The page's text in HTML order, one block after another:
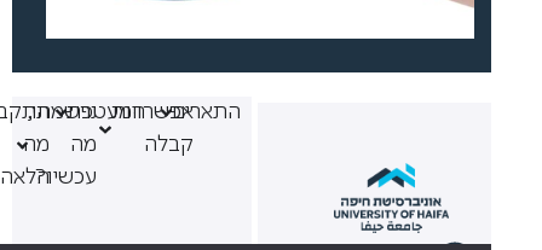
התאריםאפשרויותהמעטפתנרשמתי,
מה
עכשיו?
התקבלתי,
מה
הלאה?